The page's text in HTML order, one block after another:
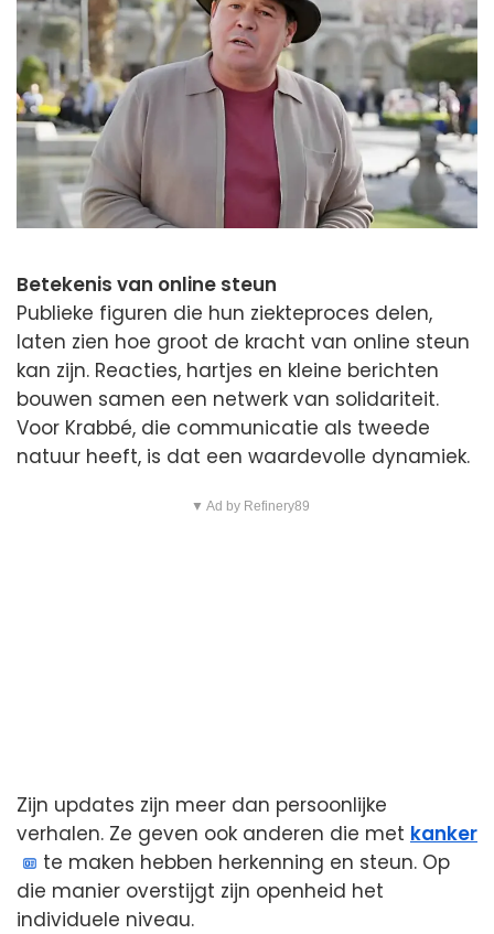
Betekenis van online steun
Publieke figuren die hun ziekteproces delen,
laten zien hoe groot de kracht van online steun
kan zijn. Reacties, hartjes en kleine berichten
bouwen samen een netwerk van solidariteit.
Voor Krabbé, die communicatie als tweede
natuur heeft, is dat een waardevolle dynamiek.
▼ Ad by Refinery89
Zijn updates zijn meer dan persoonlijke
verhalen. Ze geven ook anderen die met kanker
te maken hebben herkenning en steun. Op
die manier overstijgt zijn openheid het
individuele niveau.